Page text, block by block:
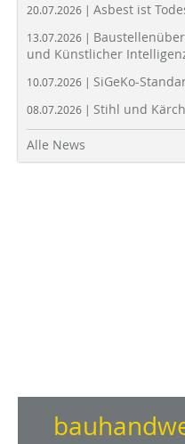
20.07.2026 | Asbest ist
13.07.2026 |
und Künstlicher
10.07.2026 | SiGeKo-
08.07.2026 | Stihl und
Alle News